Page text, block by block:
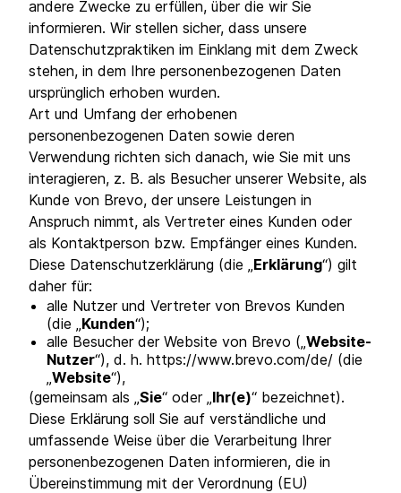
andere Zwecke zu erfüllen, über die wir Sie
informieren. Wir stellen sicher, dass unsere
Datenschutzpraktiken im Einklang mit dem Zweck
stehen, in dem Ihre personenbezogenen Daten
ursprünglich erhoben wurden.
Art und Umfang der erhobenen
personenbezogenen Daten sowie deren
Verwendung richten sich danach, wie Sie mit uns
interagieren, z. B. als Besucher unserer Website, als
Kunde von Brevo, der unsere Leistungen in
Anspruch nimmt, als Vertreter eines Kunden oder
als Kontaktperson bzw. Empfänger eines Kunden.
Diese Datenschutzerklärung (die „Erklärung“) gilt
daher für:
alle Nutzer und Vertreter von Brevos Kunden
(die „Kunden“);
alle Besucher der Website von Brevo („Website-
Nutzer“), d. h. https://www.brevo.com/de/ (die
„Website“),
(gemeinsam als „Sie“ oder „Ihr(e)“ bezeichnet).
Diese Erklärung soll Sie auf verständliche und
umfassende Weise über die Verarbeitung Ihrer
personenbezogenen Daten informieren, die in
Übereinstimmung mit der Verordnung (EU)